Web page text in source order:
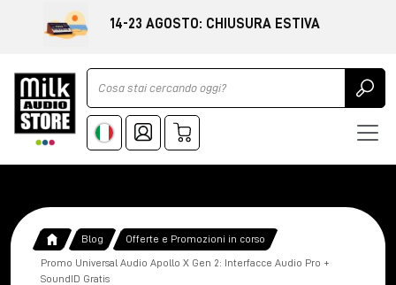
14-23 AGOSTO: CHIUSURA ESTIVA
Ricerca
Blog Offerte e Promozioni in corso
Promo Universal Audio Apollo X Gen 2: Interfacce Audio Pro +
SoundID Gratis